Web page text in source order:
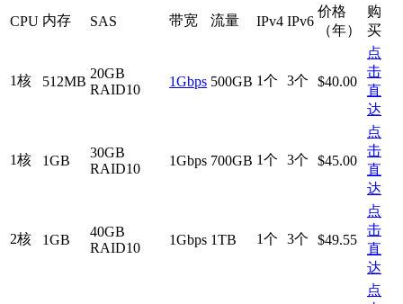
CPU 内存 SAS 带宽 流量 IPv4 IPv6
价格
（年）
购
买
1核 512MB
20GB
RAID10
1Gbps 500GB 1个 3个 $40.00
点
击
直
达
1核 1GB
30GB
RAID10
1Gbps 700GB 1个 3个 $45.00
点
击
直
达
2核 1GB
40GB
RAID10
1Gbps 1TB 1个 3个 $49.55
点
击
直
达
点